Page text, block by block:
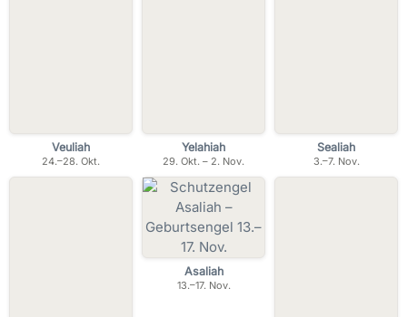
Veuliah
24.–28. Okt.
Yelahiah
29. Okt. – 2. Nov.
Sealiah
3.–7. Nov.
Asaliah
13.–17. Nov.